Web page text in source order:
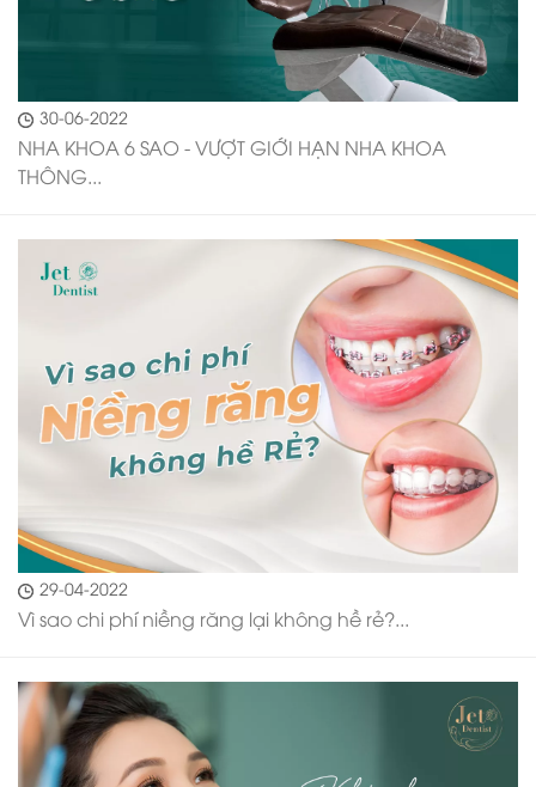
30-06-2022
NHA KHOA 6 SAO - VƯỢT GIỚI HẠN NHA KHOA
THÔNG...
29-04-2022
Vì sao chi phí niềng răng lại không hề rẻ?...